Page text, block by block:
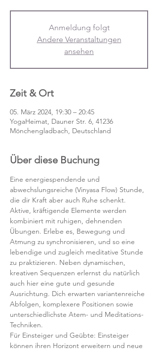
Anmeldung folgt
Andere Veranstaltungen
ansehen
Zeit & Ort
05. März 2024, 19:30 – 20:45
YogaHeimat, Dauner Str. 6, 41236
Mönchengladbach, Deutschland
Über diese Buchung
Eine energiespendende und
abwechslungsreiche (Vinyasa Flow) Stunde,
die dir Kraft aber auch Ruhe schenkt.
Aktive, kräftigende Elemente werden
kombiniert mit ruhigen, dehnenden
Übungen. Erlebe es, Bewegung und
Atmung zu synchronisieren, und so eine
lebendige und zugleich meditative Stunde
zu praktizieren. Neben dynamischen,
kreativen Sequenzen erlernst du natürlich
auch hier eine gute und gesunde
Ausrichtung. Dich erwarten variantenreiche
Abfolgen, komplexere Positionen sowie
unterschiedlichste Atem- und Meditations-
Techniken.
Für Einsteiger und Geübte: Einsteiger
können ihren Horizont erweitern und neue